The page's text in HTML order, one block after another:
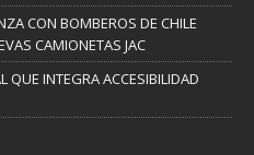
CON BOMBEROS DE CHILE
CAMIONETAS JAC
QUE INTEGRA ACCESIBILIDAD